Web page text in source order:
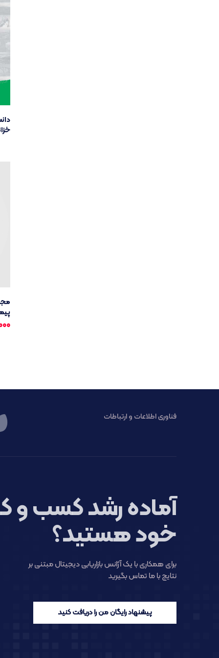
فناوری اطلاعات و ارتباطات
آماده رشد کسب و
خود هستید؟
برای همکاری با یک آژانس بازاریابی دیجیتال مبتنی بر
نتایج با ما تماس بگیرید
پیشنهاد رایگان من را دریافت کنید